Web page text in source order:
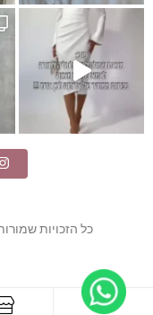
מקסי לבנהאלגנטית
כל הזכויות